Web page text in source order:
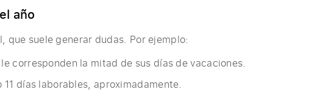
año
suele generar dudas. Por ejemplo:
corresponden la mitad de sus días de vacaciones.
11 días laborables, aproximadamente.